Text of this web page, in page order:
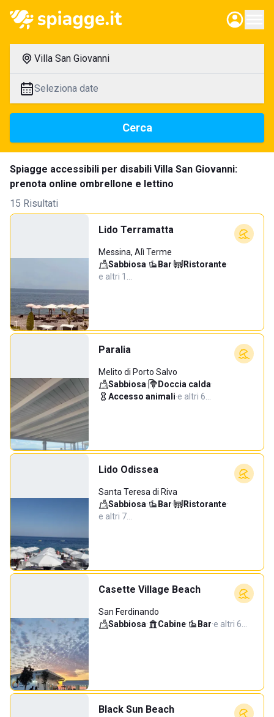
Villa San Giovanni
Seleziona date
Cerca
Spiagge accessibili per disabili Villa San Giovanni:
prenota online ombrellone e lettino
15 Risultati
Lido Terramatta
Messina, Alì Terme
Sabbiosa· Bar· Ristorante·
e altri 1…
Paralia
Melito di Porto Salvo
Sabbiosa· Doccia calda·
Accesso animali·e altri 6…
Lido Odissea
Santa Teresa di Riva
Sabbiosa· Bar· Ristorante·
e altri 7…
Casette Village Beach
San Ferdinando
Sabbiosa· Cabine· Bar·e altri 6…
Black Sun Beach